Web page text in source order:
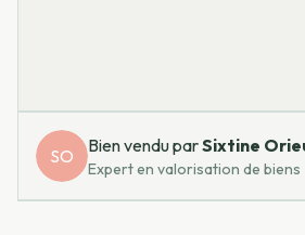
SO Bien vendu parSixtine
Expert en valorisation de biens